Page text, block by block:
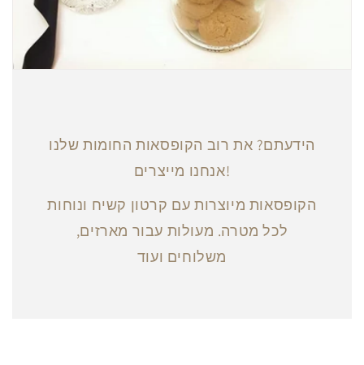
הידעתם? את רוב הקופסאות החומות שלנו
אנחנו מייצרים!
הקופסאות מיוצרות עם קרטון קשיח ונוחות
לכל מטרה. מעולות עבור מארזים,
משלוחים ועוד